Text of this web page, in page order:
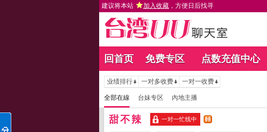
建议将本站 加入收藏 ，方便日后找寻
回首页 免费专区 点数充值中心
业绩排行 一对多收费 一对一收费
全部在線 台妹专区 內地主播
甜不辣 一对一忙线中